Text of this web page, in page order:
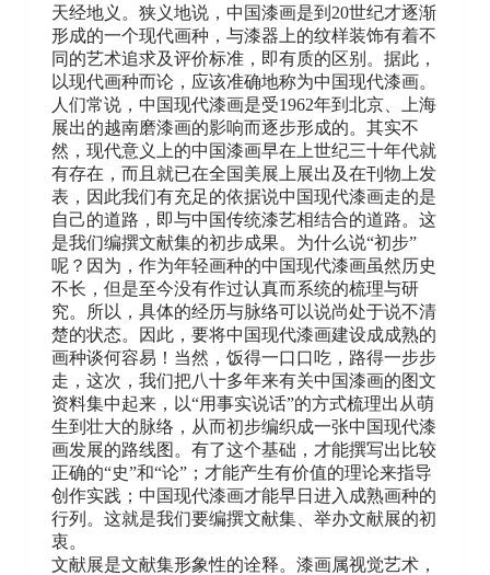
天经地义。狭义地说，中国漆画是到20世纪才逐渐
形成的一个现代画种，与漆器上的纹样装饰有着不
同的艺术追求及评价标准，即有质的区别。据此，
以现代画种而论，应该准确地称为中国现代漆画。
人们常说，中国现代漆画是受1962年到北京、上海
展出的越南磨漆画的影响而逐步形成的。其实不
然，现代意义上的中国漆画早在上世纪三十年代就
有存在，而且就已在全国美展上展出及在刊物上发
表，因此我们有充足的依据说中国现代漆画走的是
自己的道路，即与中国传统漆艺相结合的道路。这
是我们编撰文献集的初步成果。为什么说“初步”
呢？因为，作为年轻画种的中国现代漆画虽然历史
不长，但是至今没有作过认真而系统的梳理与研
究。所以，具体的经历与脉络可以说尚处于说不清
楚的状态。因此，要将中国现代漆画建设成成熟的
画种谈何容易！当然，饭得一口口吃，路得一步步
走，这次，我们把八十多年来有关中国漆画的图文
资料集中起来，以“用事实说话”的方式梳理出从萌
生到壮大的脉络，从而初步编织成一张中国现代漆
画发展的路线图。有了这个基础，才能撰写出比较
正确的“史”和“论”；才能产生有价值的理论来指导
创作实践；中国现代漆画才能早日进入成熟画种的
行列。这就是我们要编撰文献集、举办文献展的初
衷。
文献展是文献集形象性的诠释。漆画属视觉艺术，